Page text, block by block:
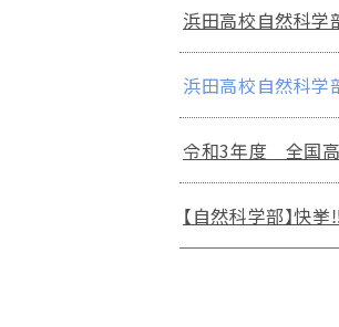
浜田高校自然科学
浜田高校自然科学
令和3年度 全国高
【自然科学部】快